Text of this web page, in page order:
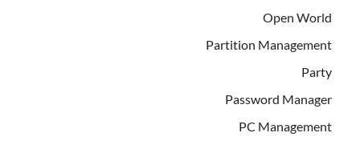
Open World
Partition Management
Party
Password Manager
PC Management